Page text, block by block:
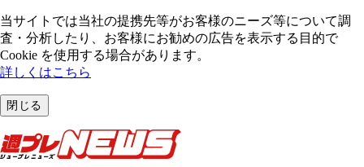
当サイトでは当社の提携先等がお客様のニーズ等について調
査・分析したり、お客様にお勧めの広告を表⽰する⽬的で
Cookie を使⽤する場合があります。
詳しくはこちら
閉じる